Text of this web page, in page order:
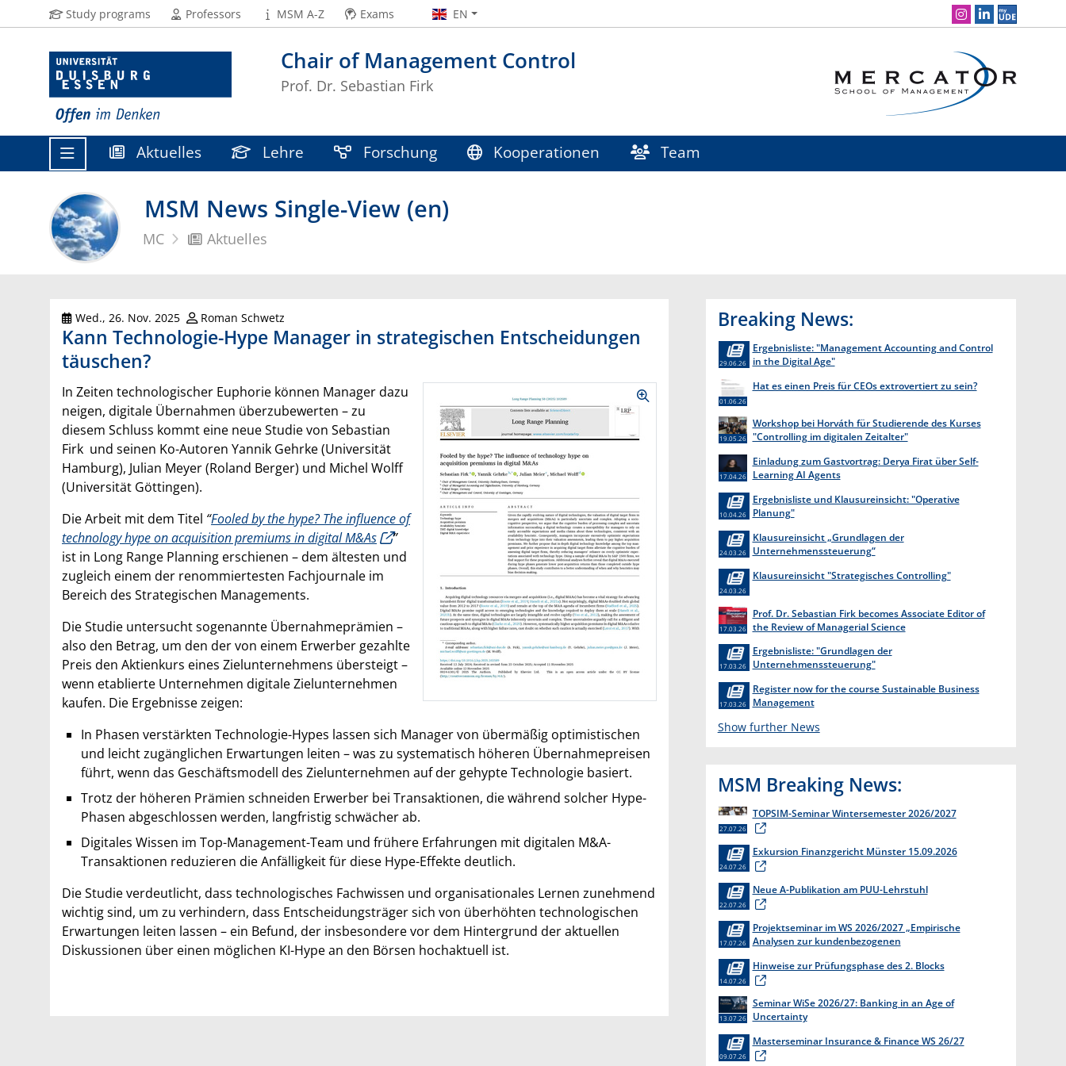
Chair of Management Control
Prof. Dr. Sebastian Firk
Study programs Professors MSM A-Z Exams EN Social Media Navigation
Aktuelles Lehre Forschung Kooperationen Team
MSM News Single-View (en)
MC Aktuelles
Wed., 26. Nov. 2025 Roman Schwetz
Kann Technologie-Hype Manager in strategischen Entscheidungen
täuschen?
In Zeiten technologischer Euphorie können Manager dazu
neigen, digitale Übernahmen überzubewerten – zu
diesem Schluss kommt eine neue Studie von Sebastian
Firk und seinen Ko-Autoren Yannik Gehrke (Universität
Hamburg), Julian Meyer (Roland Berger) und Michel Wolff
(Universität Göttingen).
Die Arbeit mit dem Titel “Fooled by the hype? The influence of
technology hype on acquisition premiums in digital M&As
”
ist in Long Range Planning erschienen – dem ältesten und
zugleich einem der renommiertesten Fachjournale im
Bereich des Strategischen Managements.
Die Studie untersucht sogenannte Übernahmeprämien –
also den Betrag, um den der von einem Erwerber gezahlte
Preis den Aktienkurs eines Zielunternehmens übersteigt –
wenn etablierte Unternehmen digitale Zielunternehmen
kaufen. Die Ergebnisse zeigen:
In Phasen verstärkten Technologie-Hypes lassen sich Manager von übermäßig optimistischen
und leicht zugänglichen Erwartungen leiten – was zu systematisch höheren Übernahmepreisen
führt, wenn das Geschäftsmodell des Zielunternehmen auf der gehypte Technologie basiert.
Trotz der höheren Prämien schneiden Erwerber bei Transaktionen, die während solcher Hype-
Phasen abgeschlossen werden, langfristig schwächer ab.
Digitales Wissen im Top-Management-Team und frühere Erfahrungen mit digitalen M&A-
Transaktionen reduzieren die Anfälligkeit für diese Hype-Effekte deutlich.
Die Studie verdeutlicht, dass technologisches Fachwissen und organisationales Lernen zunehmend
wichtig sind, um zu verhindern, dass Entscheidungsträger sich von überhöhten technologischen
Erwartungen leiten lassen – ein Befund, der insbesondere vor dem Hintergrund der aktuellen
Diskussionen über einen möglichen KI-Hype an den Börsen hochaktuell ist.
Breaking News:
Ergebnisliste: "Management Accounting and Control
in the Digital Age"
29.06.26
Hat es einen Preis für CEOs extrovertiert zu sein?
01.06.26
Workshop bei Horváth für Studierende des Kurses
"Controlling im digitalen Zeitalter"
19.05.26
Einladung zum Gastvortrag: Derya Firat über Self-
Learning AI Agents
17.04.26
Ergebnisliste und Klausureinsicht: "Operative
Planung"
10.04.26
Klausureinsicht „Grundlagen der
Unternehmenssteuerung“
24.03.26
Klausureinsicht "Strategisches Controlling"
24.03.26
Prof. Dr. Sebastian Firk becomes Associate Editor of
the Review of Managerial Science
17.03.26
Ergebnisliste: "Grundlagen der
Unternehmenssteuerung"
17.03.26
Register now for the course Sustainable Business
Management
17.03.26
Show further News
MSM Breaking News:
TOPSIM-Seminar Wintersemester 2026/2027
27.07.26
Exkursion Finanzgericht Münster 15.09.2026
24.07.26
Neue A-Publikation am PUU-Lehrstuhl
22.07.26
Projektseminar im WS 2026/2027 „Empirische
Analysen zur kundenbezogenen
17.07.26
Hinweise zur Prüfungsphase des 2. Blocks
14.07.26
Seminar WiSe 2026/27: Banking in an Age of
Uncertainty
13.07.26
Masterseminar Insurance & Finance WS 26/27
09.07.26